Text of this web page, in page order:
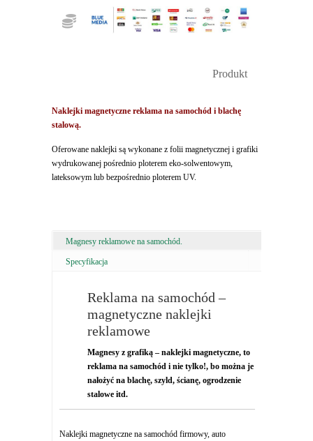
Produkt
Naklejki magnetyczne reklama na samochód i blachę
stalową.
Oferowane naklejki są wykonane z folii magnetycznej i grafiki
wydrukowanej pośrednio ploterem eko-solwentowym,
lateksowym lub bezpośrednio ploterem UV.
Magnesy reklamowe na samochód.
Specyfikacja
Reklama na samochód –
magnetyczne naklejki
reklamowe
Magnesy z grafiką – naklejki magnetyczne, to
reklama na samochód i nie tylko!, bo można je
nałożyć na blachę, szyld, ścianę, ogrodzenie
stalowe itd.
Naklejki magnetyczne na samochód firmowy, auto